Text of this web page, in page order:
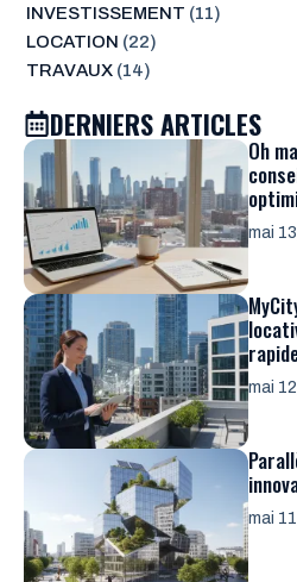
INVESTISSEMENT (11)
LOCATION (22)
TRAVAUX(14)
DERNIERS ARTICLES
Oh
mai
mai
mai